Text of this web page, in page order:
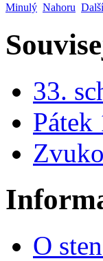
Minulý Nahoru Další
33.
Pátek
O